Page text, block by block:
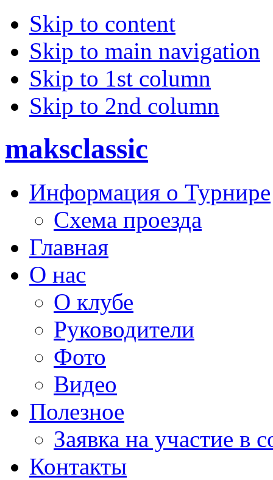
Skip to content
Skip to main navigation
Skip to 1st column
Skip to 2nd column
maksclassic
Информация о Турнире
Схема проезда
Главная
О нас
О клубе
Руководители
Фото
Видео
Полезное
Заявка на участие в
Контакты